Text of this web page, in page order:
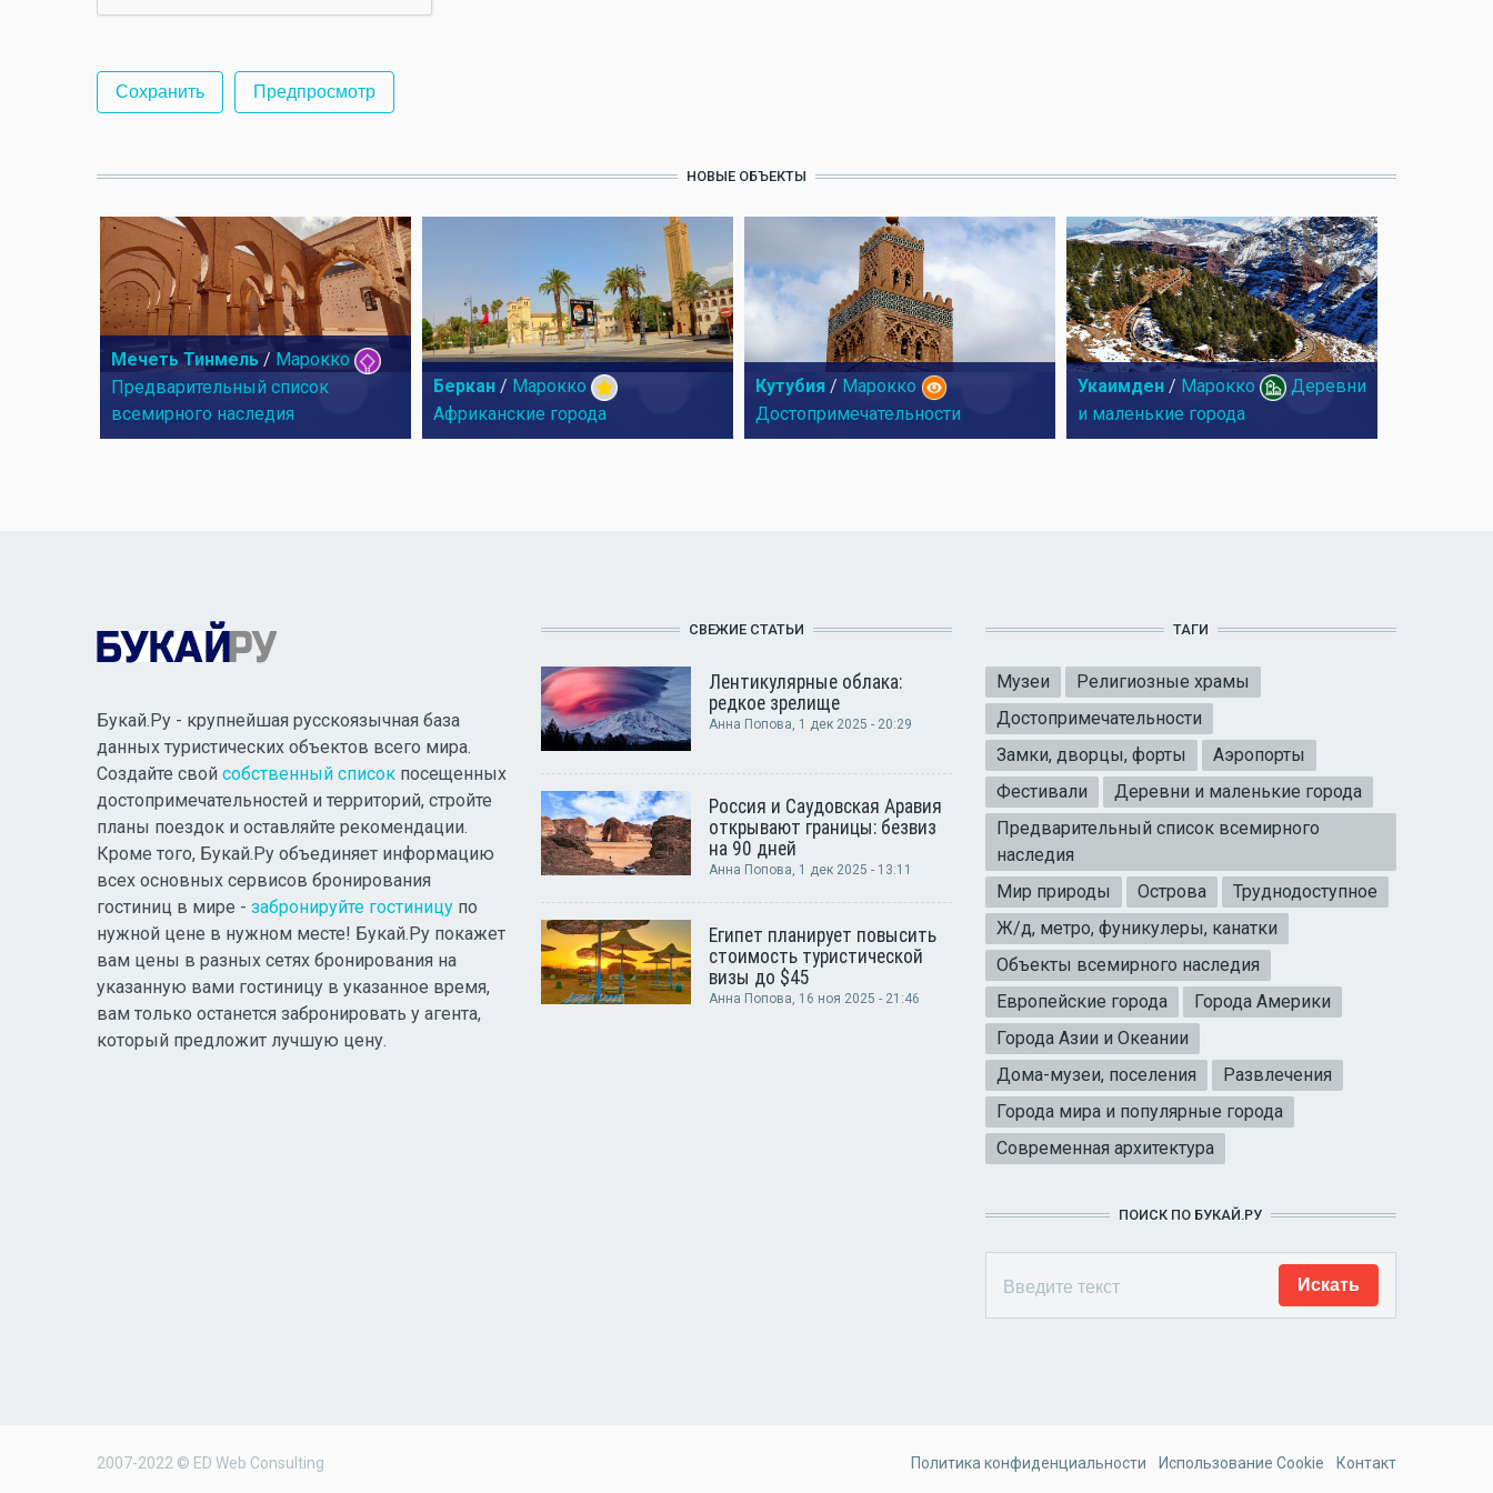
НОВЫЕ ОБЪЕКТЫ
Мечеть Тинмель / Марокко
Предварительный список
всемирного наследия
Беркан / Марокко
Африканские города
Кутубия / Марокко
Достопримечательности
Укаимден / Марокко
Деревни
и маленькие города
Букай.Ру - крупнейшая русскоязычная база
данных туристических объектов всего мира.
Создайте свой собственный список посещенных
достопримечательностей и территорий, стройте
планы поездок и оставляйте рекомендации.
Кроме того, Букай.Ру объединяет информацию
всех основных сервисов бронирования
гостиниц в мире - забронируйте гостиницу по
нужной цене в нужном месте! Букай.Ру покажет
вам цены в разных сетях бронирования на
указанную вами гостиницу в указанное время,
вам только останется забронировать у агента,
который предложит лучшую цену.
СВЕЖИЕ СТАТЬИ
Лентикулярные облака:
редкое зрелище
Анна Попова, 1 дек 2025 - 20:29
Россия и Саудовская Аравия
открывают границы: безвиз
на 90 дней
Анна Попова, 1 дек 2025 - 13:11
Египет планирует повысить
стоимость туристической
визы до $45
Анна Попова, 16 ноя 2025 - 21:46
ТАГИ
Музеи
Религиозные храмы
Достопримечательности
Замки, дворцы, форты
Аэропорты
Фестивали
Деревни и маленькие города
Предварительный список всемирного
наследия
Мир природы
Острова
Труднодоступное
Ж/д, метро, фуникулеры, канатки
Объекты всемирного наследия
Европейские города
Города Америки
Города Азии и Океании
Дома-музеи, поселения
Развлечения
Города мира и популярные города
Современная архитектура
ПОИСК ПО БУКАЙ.РУ
2007-2022 © ED Web Consulting Политика конфиденциальности Использование Cookie Контакт